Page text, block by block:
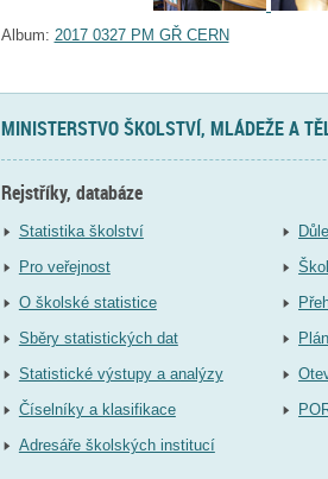
Album: 2017 0327 PM GŘ CERN
MINISTERSTVO ŠKOLSTVÍ, MLÁDEŽE A
Rejstříky, databáze
Statistika školství
Pro veřejnost
O školské statistice
Sběry statistických dat
Statistické výstupy a analýzy
Číselníky a klasifikace
Adresáře školských institucí